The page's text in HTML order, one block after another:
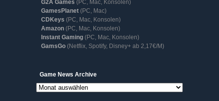
G2A Games (PC, Mac, Konsolen)
GamesPlanet (PC, Mac)
CDKeys (PC, Mac, Konsolen)
Amazon (PC, Mac, Konsolen)
Instant Gaming (PC, Mac, Konsolen)
GamsGo (Netflix, Spotify, Disney+ ab 2,17€/M)
Game News ArchiveGame
News
Archive